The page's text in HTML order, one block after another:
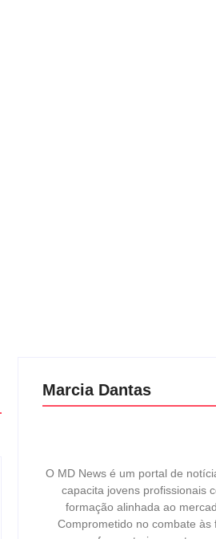
Marcia Dantas
O MD News é um portal de
capacita jovens profissionais
formação alinhada ao
Comprometido no combate às